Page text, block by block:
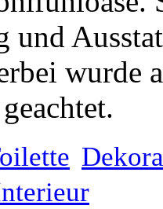
und
wurde